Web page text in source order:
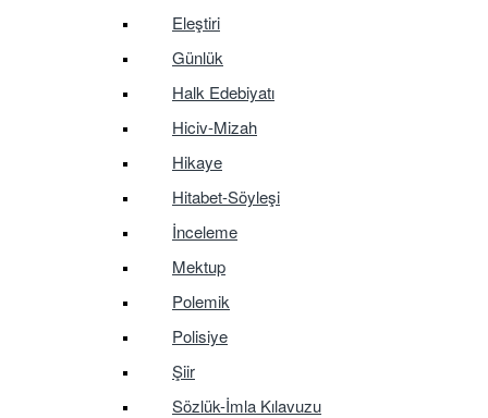
Eleştiri
Günlük
Halk Edebiyatı
Hiciv-Mizah
Hikaye
Hitabet-Söyleşi
İnceleme
Mektup
Polemik
Polisiye
Şiir
Sözlük-İmla Kılavuzu